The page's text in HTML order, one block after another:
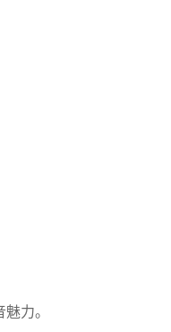
力。